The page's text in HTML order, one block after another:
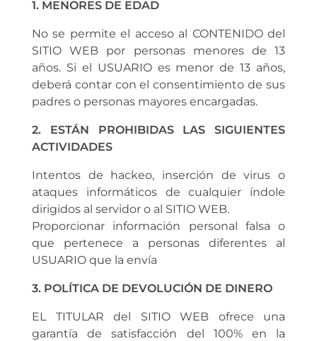
1. MENORES DE EDAD
No se permite el acceso al CONTENIDO del
SITIO WEB por personas menores de 13
años. Si el USUARIO es menor de 13 años,
deberá contar con el consentimiento de sus
padres o personas mayores encargadas.
2. ESTÁN PROHIBIDAS LAS SIGUIENTES
ACTIVIDADES
Intentos de hackeo, inserción de virus o
ataques informáticos de cualquier índole
dirigidos al servidor o al SITIO WEB.
Proporcionar información personal falsa o
que pertenece a personas diferentes al
USUARIO que la envía
3. POLÍTICA DE DEVOLUCIÓN DE DINERO
EL TITULAR del SITIO WEB ofrece una
garantía de satisfacción del 100% en la